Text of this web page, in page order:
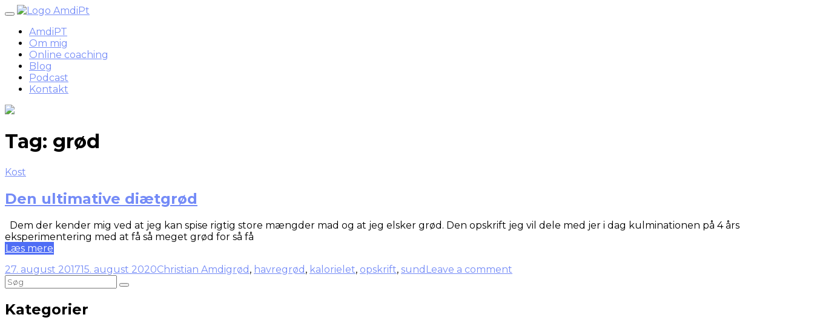
Skip
contentAmdiPT
Om mig
Online coaching
Blog
Podcast
Kontakt
Tag: grød
Kost
Den ultimative diætgrød
Dem der kender mig ved at jeg kan spise rigtig store mængder mad og at jeg elsker grød. Den opskrift jeg vil dele med jer i dag kulminationen på 4 års
eksperimentering med at få så meget grød for så få
Læs mere
27. august 201715. august 2020Christian Amdigrød , havregrød , kalorielet, opskrift, sund Leave a comment
Kategorier